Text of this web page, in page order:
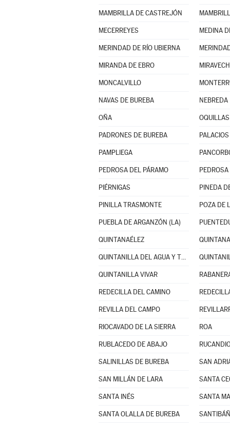
MAMBRILLA DE CASTREJÓN
MECERREYES MEDINA
MERINDAD DE RÍO UBIERNA
MIRANDA DE EBRO
MONCALVILLO
NAVAS DE BUREBA NEBREDA
OÑA OQUILLAS
PADRONES DE BUREBA
PAMPLIEGA
PEDROSA DEL PÁRAMO
PIÉRNIGAS PINEDA
PINILLA TRASMONTE POZA DE
PUEBLA DE ARGANZÓN (LA)
QUINTANAÉLEZ
QUINTANILLA DEL AGUA Y TORDUELES
QUINTANILLA VIVAR
REDECILLA DEL CAMINO
REVILLA DEL CAMPO
RIOCAVADO DE LA SIERRA ROA
RUBLACEDO DE ABAJO
SALINILLAS DE BUREBA SAN
SAN MILLÁN DE LARA SANTA
SANTA INÉS SANTA
SANTA OLALLA DE BUREBA